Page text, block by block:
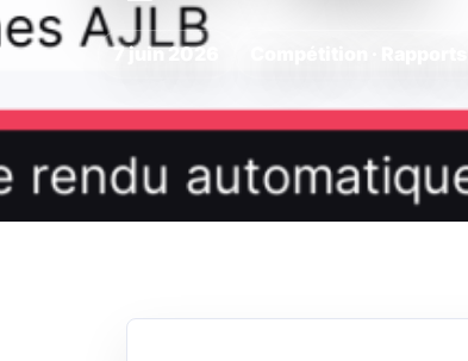
7 juin 2026